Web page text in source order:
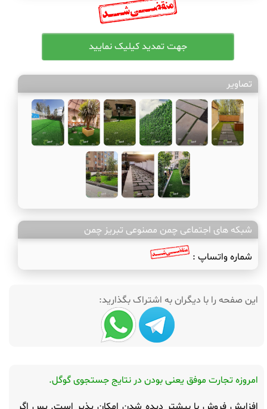
تصاویر
شبکه های اجتماعی چمن مصنوعی تبریز چمن
شماره واتساپ :
این صفحه را با دیگران به اشتراک بگذارید:
امروزه تجارت موفق یعنی بودن در نتایج جستجوی گوگل.